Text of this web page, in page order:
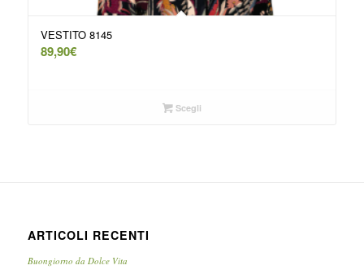
VESTITO 8145
89,90€
Scegli
ARTICOLI RECENTI
Buongiorno da Dolce Vita